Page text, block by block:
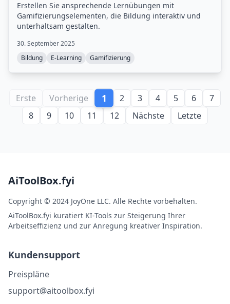
Erstellen Sie ansprechende Lernübungen mit
Gamifizierungselementen, die Bildung interaktiv und
unterhaltsam gestalten.
30. September 2025
Bildung
E-Learning Gamifizierung
Erste Vorherige 1 2 3 4 5 6
7
8
9 10 11 12 Nächste Letzte
AiToolBox.fyi
Copyright © 2024 JoyOne LLC. Alle Rechte vorbehalten.
AiToolBox.fyi kuratiert KI-Tools zur Steigerung Ihrer
Arbeitseffizienz und zur Anregung kreativer Inspiration.
Kundensupport
Preispläne
support@aitoolbox.fyi